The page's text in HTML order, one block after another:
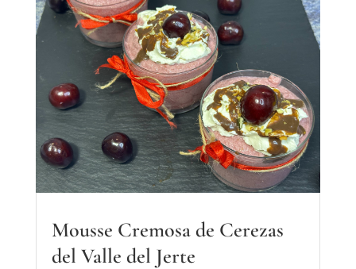
Mousse Cremosa de Cerezas
del Valle del Jerte